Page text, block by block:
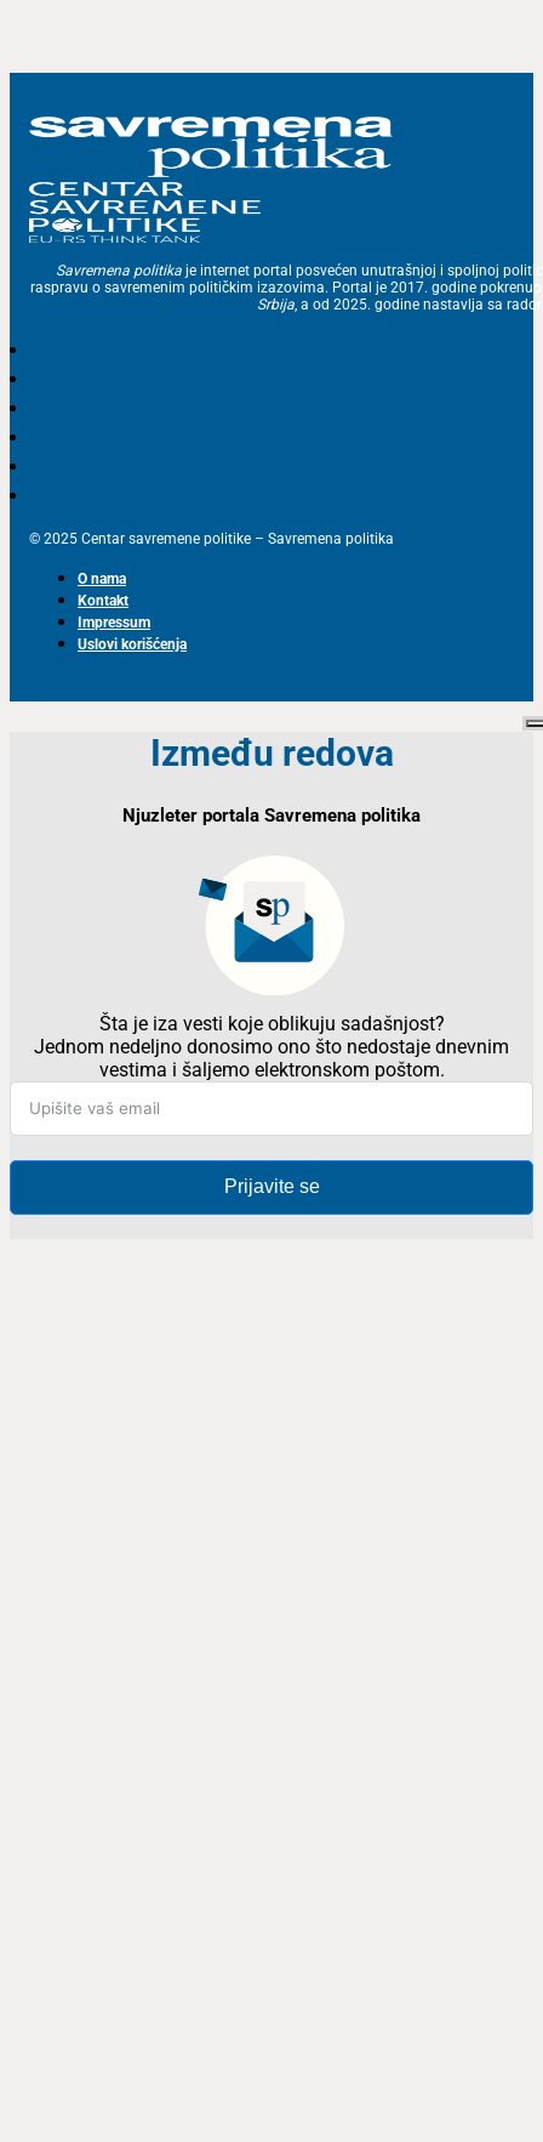
Savremena politika je internet portal posvećen unutrašnjoj i spoljnoj
raspravu o savremenim političkim izazovima. Portal je 2017. godine
Srbija, a od 2025. godine nastavlja sa
© 2025 Centar savremene politike – Savremena politika
O nama
Kontakt
Impressum
Uslovi korišćenja
Između redova
Njuzleter portala Savremena politika
Šta je iza vesti koje oblikuju sadašnjost?
Jednom nedeljno donosimo ono što nedostaje dnevnim
vestima i šaljemo elektronskom poštom.
Prijavite se